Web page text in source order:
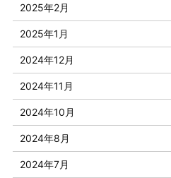
2025年2月
2025年1月
2024年12月
2024年11月
2024年10月
2024年8月
2024年7月